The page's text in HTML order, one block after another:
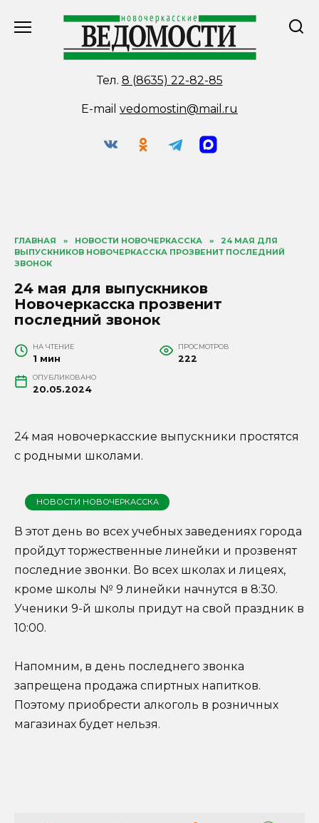
Тел. 8 (8635) 22-82-85
E-mail vedomostin@mail.ru
ГЛАВНАЯ » НОВОСТИ НОВОЧЕРКАССКА »
24 МАЯ ДЛЯ
ВЫПУСКНИКОВ НОВОЧЕРКАССКА ПРОЗВЕНИТ ПОСЛЕДНИЙ
ЗВОНОК
24 мая для выпускников
Новочеркасска прозвенит
последний звонок
НА ЧТЕНИЕ
1 мин
ПРОСМОТРОВ
222
ОПУБЛИКОВАНО
20.05.2024
24 мая новочеркасские выпускники простятся
с родными школами.
НОВОСТИ НОВОЧЕРКАССКА
В этот день во всех учебных заведениях города
пройдут торжественные линейки и прозвенят
последние звонки. Во всех школах и лицеях,
кроме школы № 9 линейки начнутся в 8:30.
Ученики 9-й школы придут на свой праздник в
10:00.
Напомним, в день последнего звонка
запрещена продажа спиртных напитков.
Поэтому приобрести алкоголь в розничных
магазинах будет нельзя.